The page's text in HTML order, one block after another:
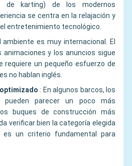
de karting) de los modernos
se centra en la relajación y
entretenimiento tecnológico.
ambiente es muy internacional. El
animaciones y los anuncios sigue
requiere un pequeño esfuerzo de
no hablan inglés.
: En algunos barcos, los
pueden parecer un poco más
buques de construcción más
verificar bien la categoría elegida
un criterio fundamental para